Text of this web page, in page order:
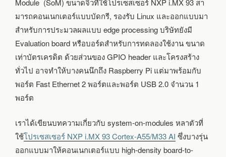
บัดกรี
พร้อม
กับ
บอร์ด
ขนาด
RASPBERRY
PI
Module (SoM) ขนาดจิ๋วที่ใช้โปรเซสเซอร์ NXP i.MX 93 สา
มารถคอนเนกเตอร์แบบบัดกรี, รองรับ Linux และออกแบบมา
สำหรับการประมวลผลแบบ edge processing บริษัทยังมี
Evaluation board หรือบอร์ดสำหรับการทดลองใช้งาน ขนาด
เท่าบัตรเครดิต ด้วยส่วนของ GPIO header และโครงสร้าง
ทั่วไป อาจทำให้บางคนนึกถึง Raspberry Pi แต่มาพร้อมกับ
พอร์ต Fast Ethernet 2 พอร์ตและพอร์ต USB 2.0 จำนวน 1
พอร์ต
เราได้เขียนบทความเกี่ยวกับ system-on-modules หลาตัวที่
ใช้โปรเซสเซอร์ NXP i.MX 93 Cortex-A55/M33 AI ซึ่งบางรุ่น
ออกแบบมาให้คอนเนกเตอร์แบบ high-density board-to-